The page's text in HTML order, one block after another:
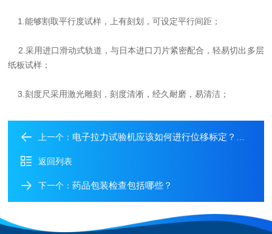
1.能够割取平行度试样，上有刻划，可设定平行间距；
2.采用进口滑动式轨道，与日本进口刀片紧密配合，轻易切出多层
纸板试样；
3.刻度尺采用激光雕刻，刻度清淅，经久耐磨，易清洁；
上一个： 电子拉力试验机应该如何进行位移标定？这两个方法你一定用得到！
返回列表
下一个：药品包装检查包括哪些？